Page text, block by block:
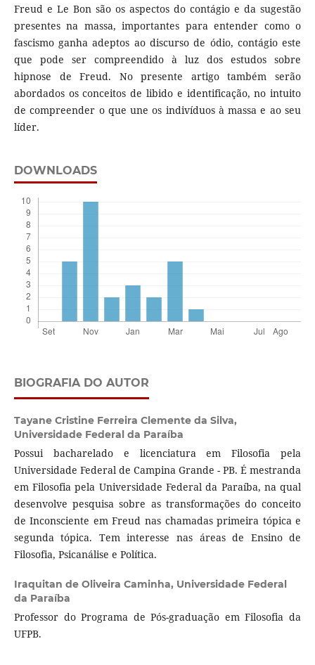
Freud e Le Bon são os aspectos do contágio e da sugestão
presentes na massa, importantes para entender como o
fascismo ganha adeptos ao discurso de ódio, contágio este
que pode ser compreendido à luz dos estudos sobre
hipnose de Freud. No presente artigo também serão
abordados os conceitos de libido e identificação, no intuito
de compreender o que une os indivíduos à massa e ao seu
líder.
DOWNLOADS
BIOGRAFIA DO AUTOR
Tayane Cristine Ferreira Clemente da Silva,
Universidade Federal da Paraíba
Possui bacharelado e licenciatura em Filosofia pela
Universidade Federal de Campina Grande - PB. É mestranda
em Filosofia pela Universidade Federal da Paraíba, na qual
desenvolve pesquisa sobre as transformações do conceito
de Inconsciente em Freud nas chamadas primeira tópica e
segunda tópica. Tem interesse nas áreas de Ensino de
Filosofia, Psicanálise e Política.
Iraquitan de Oliveira Caminha, Universidade Federal
da Paraíba
Professor do Programa de Pós-graduação em Filosofia da
UFPB.